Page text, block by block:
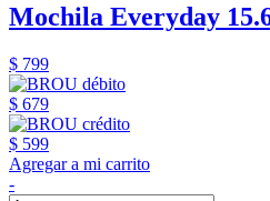
Mochila Everyday
$ 799
$ 679
$ 599
Agregar a mi carrito
-